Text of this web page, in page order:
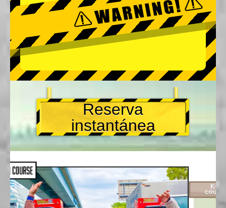
Reserva
instantánea